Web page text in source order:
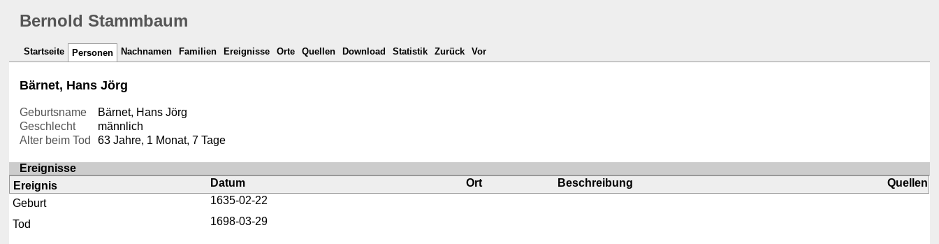
Bernold Stammbaum
Startseite Personen Nachnamen Familien Ereignisse Orte Quellen Download Statistik Zurück Vor
Bärnet, Hans Jörg
Geburtsname
Bärnet, Hans Jörg
Geschlecht
männlich
Alter beim Tod
63 Jahre, 1 Monat, 7 Tage
Ereignisse
Ereignis
Datum Ort Beschreibung
Quellen
Geburt
1635-02-22
Tod
1698-03-29